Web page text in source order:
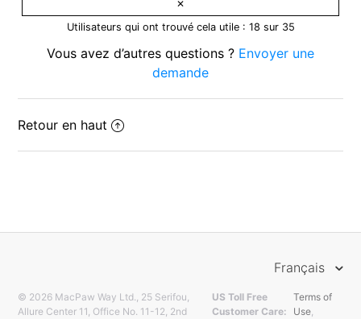
Utilisateurs qui ont trouvé cela utile : 18 sur 35
Vous avez d’autres questions ? Envoyer une
demande
Retour en haut
Français
© 2026 MacPaw Way Ltd., 25 Serifou,
Allure Center 11, Office No. 11-12, 2nd
US Toll Free
Customer Care:
Terms of
Use,